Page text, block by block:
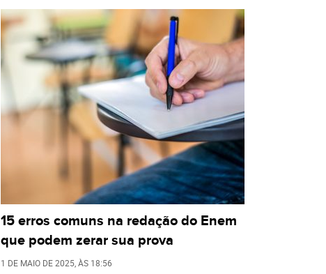
15 erros comuns na redação do Enem
que podem zerar sua prova
1 DE MAIO DE 2025 , ÀS 18:56